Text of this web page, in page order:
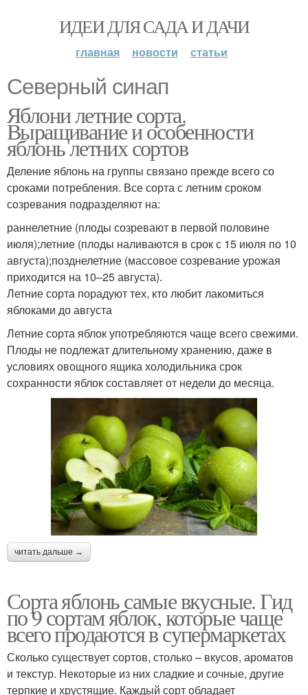
ИДЕИ ДЛЯ САДА И ДАЧИ
главная новости статьи
Северный синап
Яблони летние сорта.
Выращивание и особенности
яблонь летних сортов
Деление яблонь на группы связано прежде всего со
сроками потребления. Все сорта с летним сроком
созревания подразделяют на:
раннелетние (плоды созревают в первой половине
июля);летние (плоды наливаются в срок с 15 июля по 10
августа);позднелетние (массовое созревание урожая
приходится на 10–25 августа).
Летние сорта порадуют тех, кто любит лакомиться
яблоками до августа
Летние сорта яблок употребляются чаще всего свежими.
Плоды не подлежат длительному хранению, даже в
условиях овощного ящика холодильника срок
сохранности яблок составляет от недели до месяца.
читать дальше →
Сорта яблонь самые вкусные. Гид
по 9 сортам яблок, которые чаще
всего продаются в супермаркетах
Сколько существует сортов, столько – вкусов, ароматов
и текстур. Некоторые из них сладкие и сочные, другие
терпкие и хрустящие. Каждый сорт обладает